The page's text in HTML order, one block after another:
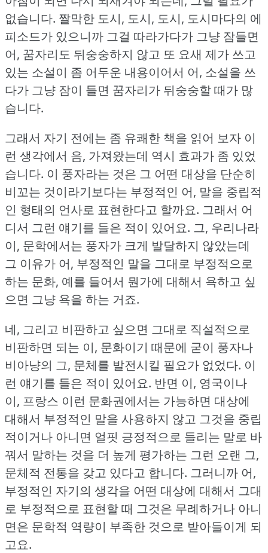
없습니다. 짤막한 도시, 도시, 도시, 도시마다의 에
피소드가 있으니까 그걸 따라가다가 그냥 잠들면
어, 꿈자리도 뒤숭숭하지 않고 또 요새 제가 쓰고
있는 소설이 좀 어두운 내용이어서 어, 소설을 쓰
다가 그냥 잠이 들면 꿈자리가 뒤숭숭할 때가 많
습니다.
그래서 자기 전에는 좀 유쾌한 책을 읽어 보자 이
런 생각에서 음, 가져왔는데 역시 효과가 좀 있었
습니다. 이 풍자라는 것은 그 어떤 대상을 단순히
비꼬는 것이라기보다는 부정적인 어, 말을 중립적
인 형태의 언사로 표현한다고 할까요. 그래서 어
디서 그런 얘기를 들은 적이 있어요. 그, 우리나라
이, 문학에서는 풍자가 크게 발달하지 않았는데
그 이유가 어, 부정적인 말을 그대로 부정적으로
하는 문화, 예를 들어서 뭔가에 대해서 욕하고 싶
으면 그냥 욕을 하는 거죠.
네, 그리고 비판하고 싶으면 그대로 직설적으로
비판하면 되는 이, 문화이기 때문에 굳이 풍자나
비아냥의 그, 문체를 발전시킬 필요가 없었다. 이
런 얘기를 들은 적이 있어요. 반면 이, 영국이나
이, 프랑스 이런 문화권에서는 가능하면 대상에
대해서 부정적인 말을 사용하지 않고 그것을 중립
적이거나 아니면 얼핏 긍정적으로 들리는 말로 바
꿔서 말하는 것을 더 높게 평가하는 그런 오랜 그,
문체적 전통을 갖고 있다고 합니다. 그러니까 어,
부정적인 자기의 생각을 어떤 대상에 대해서 그대
로 부정적으로 표현할 때 그것은 무례하거나 아니
면은 문학적 역량이 부족한 것으로 받아들이게 되
고요.